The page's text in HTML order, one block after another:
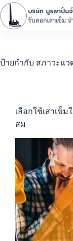
ป้ายกำกับ สภาวะแว
เลือกใช้เสาเข็ม
สม